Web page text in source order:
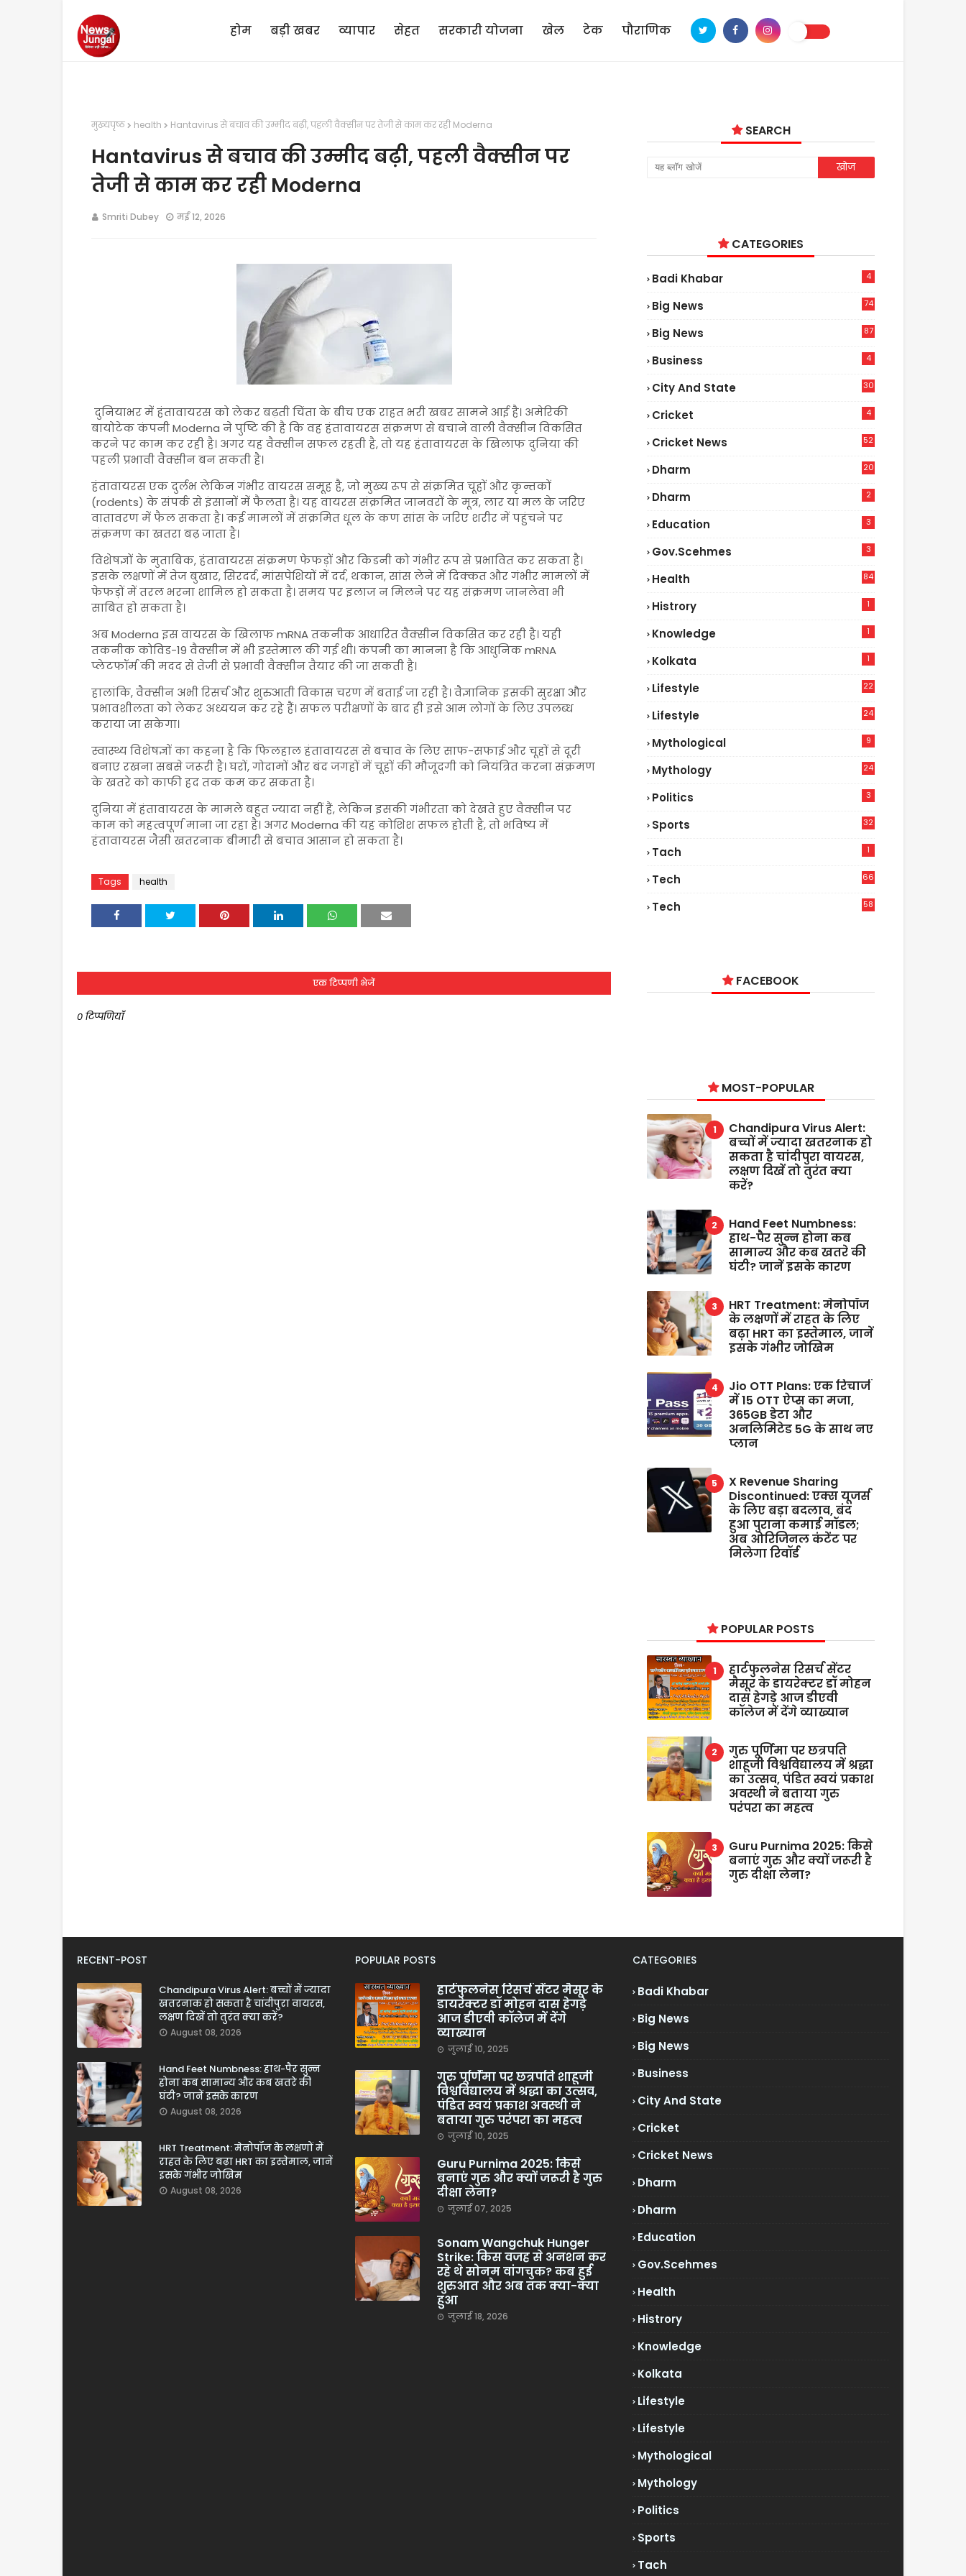
होम बड़ी खबर व्यापार सेहत सरकारी योजना खेल टेक पौराणिक
मुख्यपृष्ठ health Hantavirus से बचाव की उम्मीद बढ़ी, पहली वैक्सीन पर तेजी से काम कर रही Moderna
Hantavirus से बचाव की उम्मीद बढ़ी, पहली वैक्सीन पर
तेजी से काम कर रही Moderna
Smriti Dubey मई 12, 2026
दुनियाभर में हंतावायरस को लेकर बढ़ती चिंता के बीच एक राहत भरी खबर सामने आई है। अमेरिकी
बायोटेक कंपनीModerna ने पुष्टि की है कि वह हंतावायरस संक्रमण से बचाने वाली वैक्सीन विकसित
करने पर काम कर रही है। अगर यह वैक्सीन सफल रहती है, तो यह हंतावायरस के खिलाफ दुनिया की
पहली प्रभावी वैक्सीन बन सकती है।
हंतावायरस एक दुर्लभ लेकिन गंभीर वायरस समूह है, जो मुख्य रूप से संक्रमित चूहों और कृन्तकों
(rodents) के संपर्क से इंसानों में फैलता है। यह वायरस संक्रमित जानवरों के मूत्र, लार या मल के जरिए
वातावरण में फैल सकता है। कई मामलों में संक्रमित धूल के कण सांस के जरिए शरीर में पहुंचने पर
संक्रमण का खतरा बढ़ जाता है।
विशेषज्ञों के मुताबिक, हंतावायरस संक्रमण फेफड़ों और किडनी को गंभीर रूप से प्रभावित कर सकता है।
इसके लक्षणों में तेज बुखार, सिरदर्द, मांसपेशियों में दर्द, थकान, सांस लेने में दिक्कत और गंभीर मामलों में
फेफड़ों में तरल भरना शामिल हो सकता है। समय पर इलाज न मिलने पर यह संक्रमण जानलेवा भी
साबित हो सकता है।
अबModerna इस वायरस के खिलाफ mRNA तकनीक आधारित वैक्सीन विकसित कर रही है। यही
तकनीक कोविड-19 वैक्सीन में भी इस्तेमाल की गई थी। कंपनी का मानना है कि आधुनिक mRNA
प्लेटफॉर्म की मदद से तेजी से प्रभावी वैक्सीन तैयार की जा सकती है।
हालांकि, वैक्सीन अभी रिसर्च और शुरुआती विकास चरण में बताई जा रही है। वैज्ञानिक इसकी सुरक्षा और
प्रभावशीलता को लेकर अध्ययन कर रहे हैं। सफल परीक्षणों के बाद ही इसे आम लोगों के लिए उपलब्ध
कराया जा सकेगा।
स्वास्थ्य विशेषज्ञों का कहना है कि फिलहाल हंतावायरस से बचाव के लिए साफ-सफाई और चूहों से दूरी
बनाए रखना सबसे जरूरी है। घरों, गोदामों और बंद जगहों में चूहों की मौजूदगी को नियंत्रित करना संक्रमण
के खतरे को काफी हद तक कम कर सकता है।
दुनिया में हंतावायरस के मामले बहुत ज्यादा नहीं हैं, लेकिन इसकी गंभीरता को देखते हुए वैक्सीन पर
काम को महत्वपूर्ण माना जा रहा है। अगर Moderna की यह कोशिश सफल होती है, तो भविष्य में
हंतावायरस जैसी खतरनाक बीमारी से बचाव आसान हो सकता है।
Tags health
एक टिप्पणी भेजें
0 टिप्पणियाँ
SEARCH
CATEGORIES
Badi Khabar 4
Big News
74
Big News
87
Business 4
City And State 30
Cricket 4
Cricket News
52
Dharm 20
Dharm 2
Education 3
Gov.scehmes 3
Health
84
Histrory 1
Knowledge 1
Kolkata 1
Lifestyle
22
Lifestyle
24
Mythological 9
Mythology 24
Politics 3
Sports 32
Tach 1
Tech
66
Tech
58
FACEBOOK
MOST-POPULAR
Chandipura Virus Alert:
बच्चों में ज्यादा खतरनाक हो
सकता है चांदीपुरा वायरस,
लक्षण दिखें तो तुरंत क्या
करें?
Hand Feet Numbness:
हाथ-पैर सुन्न होना कब
सामान्य और कब खतरे की
घंटी? जानें इसके कारण
HRT Treatment: मेनोपॉज
के लक्षणों में राहत के लिए
बढ़ा HRT का इस्तेमाल, जानें
इसके गंभीर जोखिम
Jio OTT Plans: एक रिचार्ज
में 15 OTT ऐप्स का मजा,
365GB डेटा और
अनलिमिटेड 5G के साथ नए
प्लान
X Revenue Sharing
Discontinued: एक्स यूजर्स
के लिए बड़ा बदलाव, बंद
हुआ पुराना कमाई मॉडल;
अब ओरिजिनल कंटेंट पर
मिलेगा रिवॉर्ड
POPULAR POSTS
हार्टफुलनेस रिसर्च सेंटर
मैसूर के डायरेक्टर डॉ मोहन
दास हेगड़े आज डीएवी
कॉलेज में देंगे व्याख्यान
गुरु पूर्णिमा पर छत्रपति
शाहूजी विश्वविद्यालय में श्रद्धा
का उत्सव, पंडित स्वयं प्रकाश
अवस्थी ने बताया गुरु
परंपरा का महत्व
Guru Purnima 2025: किसे
बनाएं गुरु और क्यों जरूरी है
गुरु दीक्षा लेना?
RECENT-POST
Chandipura Virus Alert: बच्चों में ज्यादा
खतरनाक हो सकता है चांदीपुरा वायरस,
लक्षण दिखें तो तुरंत क्या करें?
August 08, 2026
Hand Feet Numbness: हाथ-पैर सुन्न
होना कब सामान्य और कब खतरे की
घंटी? जानें इसके कारण
August 08, 2026
HRT Treatment: मेनोपॉज के लक्षणों में
राहत के लिए बढ़ा HRT का इस्तेमाल, जानें
इसके गंभीर जोखिम
August 08, 2026
POPULAR POSTS
हार्टफुलनेस रिसर्च सेंटर मैसूर के
डायरेक्टर डॉ मोहन दास हेगड़े
आज डीएवी कॉलेज में देंगे
व्याख्यान
जुलाई 10, 2025
गुरु पूर्णिमा पर छत्रपति शाहूजी
विश्वविद्यालय में श्रद्धा का उत्सव,
पंडित स्वयं प्रकाश अवस्थी ने
बताया गुरु परंपरा का महत्व
जुलाई 10, 2025
Guru Purnima 2025: किसे
बनाएं गुरु और क्यों जरूरी है गुरु
दीक्षा लेना?
जुलाई 07, 2025
Sonam Wangchuk Hunger
Strike: किस वजह से अनशन कर
रहे थे सोनम वांगचुक? कब हुई
शुरुआत और अब तक क्या-क्या
हुआ
जुलाई 18, 2026
CATEGORIES
Badi Khabar
Big News
Big News
Business
City And State
Cricket
Cricket News
Dharm
Dharm
Education
Gov.scehmes
Health
Histrory
Knowledge
Kolkata
Lifestyle
Lifestyle
Mythological
Mythology
Politics
Sports
Tach